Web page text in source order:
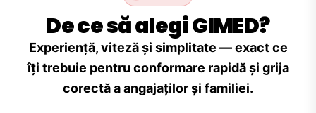
De ce să alegi GIMED?
Experiență, viteză și simplitate — exact ce
îți trebuie pentru conformare rapidă și grija
corectă a angajaților și familiei.